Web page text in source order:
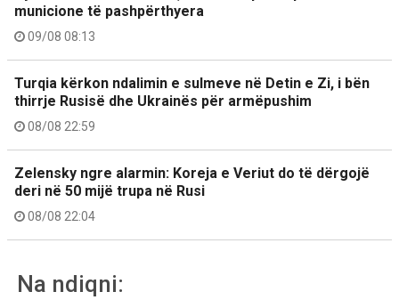
municione të pashpërthyera
09/08 08:13
Turqia kërkon ndalimin e sulmeve në Detin e Zi, i bën
thirrje Rusisë dhe Ukrainës për armëpushim
08/08 22:59
Zelensky ngre alarmin: Koreja e Veriut do të dërgojë
deri në 50 mijë trupa në Rusi
08/08 22:04
Na ndiqni: